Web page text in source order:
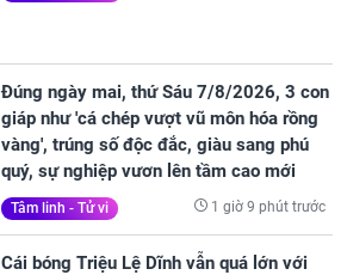
Đúng ngày mai, thứ Sáu 7/8/2026, 3 con
giáp như 'cá chép vượt vũ môn hóa rồng
vàng', trúng số độc đắc, giàu sang phú
quý, sự nghiệp vươn lên tầm cao mới
Tâm linh - Tử vi 1 giờ 9 phút trước
Cái bóng Triệu Lệ Dĩnh vẫn quá lớn với